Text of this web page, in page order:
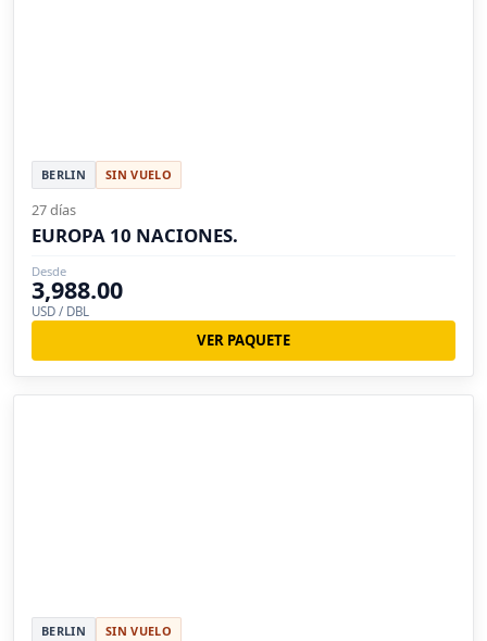
BERLIN SIN VUELO
27 días
EUROPA 10 NACIONES.
Desde
3,988.00
USD / DBL
VER PAQUETE
BERLIN SIN VUELO